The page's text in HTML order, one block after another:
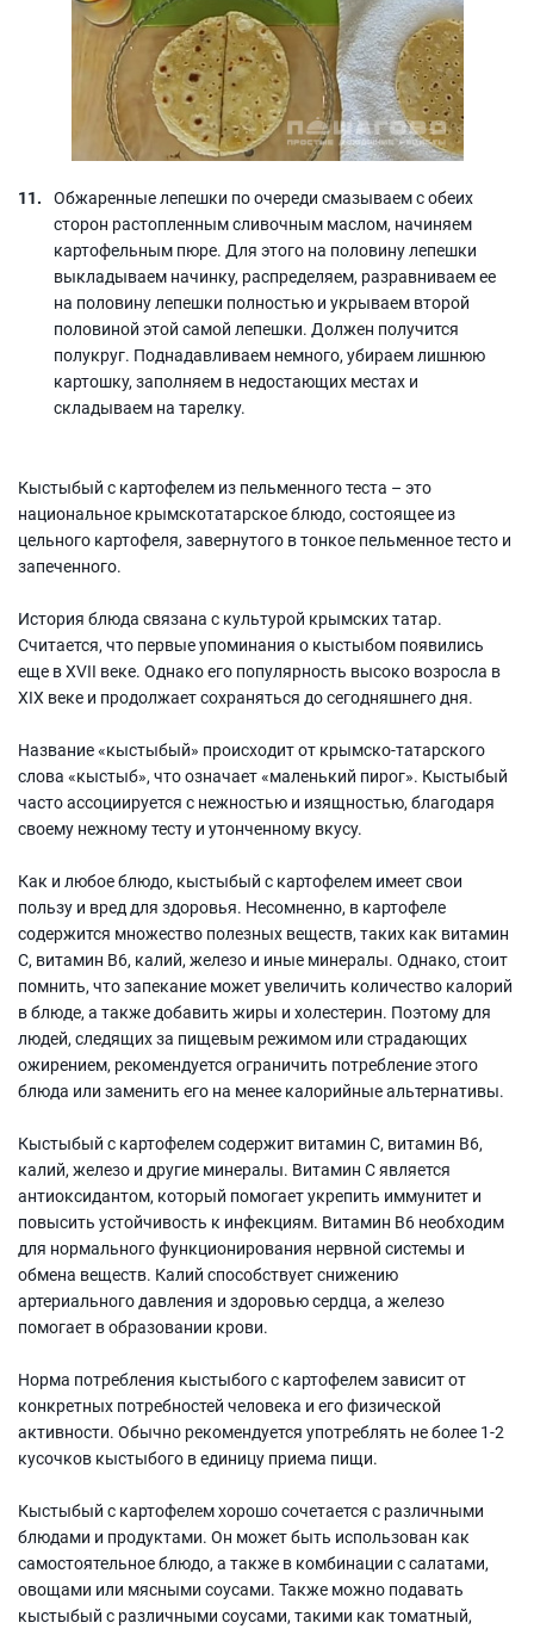
Обжаренные лепешки по очереди смазываем с обеих
сторон растопленным сливочным маслом, начиняем
картофельным пюре. Для этого на половину лепешки
выкладываем начинку, распределяем, разравниваем ее
на половину лепешки полностью и укрываем второй
половиной этой самой лепешки. Должен получится
полукруг. Поднадавливаем немного, убираем лишнюю
картошку, заполняем в недостающих местах и
складываем на тарелку.
Кыстыбый с картофелем из пельменного теста – это
национальное крымскотатарское блюдо, состоящее из
цельного картофеля, завернутого в тонкое пельменное тесто и
запеченного.
История блюда связана с культурой крымских татар.
Считается, что первые упоминания о кыстыбом появились
еще в XVII веке. Однако его популярность высоко возросла в
XIX веке и продолжает сохраняться до сегодняшнего дня.
Название «кыстыбый» происходит от крымско-татарского
слова «кыстыб», что означает «маленький пирог». Кыстыбый
часто ассоциируется с нежностью и изящностью, благодаря
своему нежному тесту и утонченному вкусу.
Как и любое блюдо, кыстыбый с картофелем имеет свои
пользу и вред для здоровья. Несомненно, в картофеле
содержится множество полезных веществ, таких как витамин
С, витамин В6, калий, железо и иные минералы. Однако, стоит
помнить, что запекание может увеличить количество калорий
в блюде, а также добавить жиры и холестерин. Поэтому для
людей, следящих за пищевым режимом или страдающих
ожирением, рекомендуется ограничить потребление этого
блюда или заменить его на менее калорийные альтернативы.
Кыстыбый с картофелем содержит витамин С, витамин В6,
калий, железо и другие минералы. Витамин С является
антиоксидантом, который помогает укрепить иммунитет и
повысить устойчивость к инфекциям. Витамин В6 необходим
для нормального функционирования нервной системы и
обмена веществ. Калий способствует снижению
артериального давления и здоровью сердца, а железо
помогает в образовании крови.
Норма потребления кыстыбого с картофелем зависит от
конкретных потребностей человека и его физической
активности. Обычно рекомендуется употреблять не более 1-2
кусочков кыстыбого в единицу приема пищи.
Кыстыбый с картофелем хорошо сочетается с различными
блюдами и продуктами. Он может быть использован как
самостоятельное блюдо, а также в комбинации с салатами,
овощами или мясными соусами. Также можно подавать
кыстыбый с различными соусами, такими как томатный,